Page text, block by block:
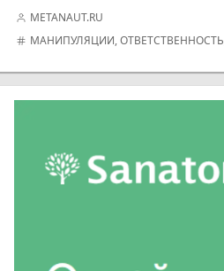
METANAUT.RU
МАНИПУЛЯЦИИ,ОТВЕТСТВЕННОСТЬ